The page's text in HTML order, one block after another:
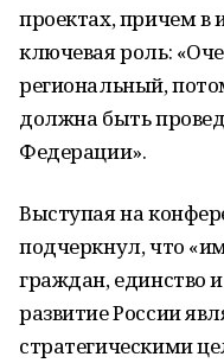
проектах, причем в
ключевая роль:
региональный,
должна быть
Федерации».
Выступая на
подчеркнул, что
граждан, единство
развитие России
стратегическими